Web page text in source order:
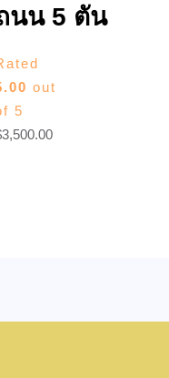
นน 5 ตัน
out
5
3,500.00